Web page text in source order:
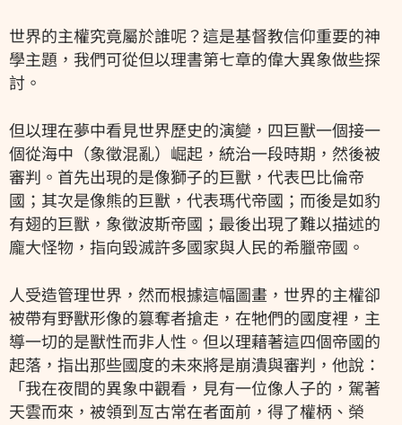
世界的主權究竟屬於誰呢？這是基督教信仰重要的神
學主題，我們可從但以理書第七章的偉大異象做些探
討。
但以理在夢中看見世界歷史的演變，四巨獸一個接一
個從海中（象徵混亂）崛起，統治一段時期，然後被
審判。首先出現的是像獅子的巨獸，代表巴比倫帝
國；其次是像熊的巨獸，代表瑪代帝國；而後是如豹
有翅的巨獸，象徵波斯帝國；最後出現了難以描述的
龐大怪物，指向毀滅許多國家與人民的希臘帝國。
人受造管理世界，然而根據這幅圖畫，世界的主權卻
被帶有野獸形像的篡奪者搶走，在牠們的國度裡，主
導一切的是獸性而非人性。但以理藉著這四個帝國的
起落，指出那些國度的未來將是崩潰與審判，他說：
「我在夜間的異象中觀看，見有一位像人子的，駕著
天雲而來，被領到亙古常在者面前，得了權柄、榮